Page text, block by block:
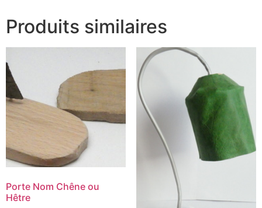
Produits similaires
Porte Nom Chêne ou
Hêtre